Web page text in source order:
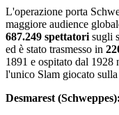
L'operazione porta
maggiore audience
687.249 spettatori sugli
ed è stato trasmesso in
1891 e ospitato dal 1928
l'unico Slam giocato sulla
Desmarest